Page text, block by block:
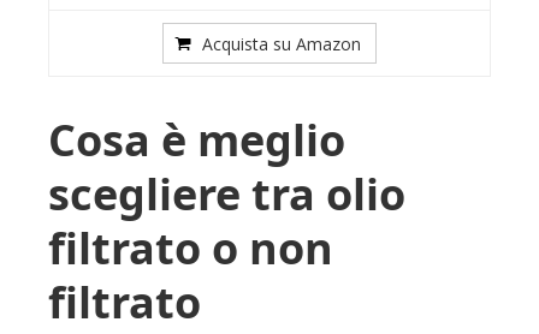
Acquista su Amazon
Cosa è meglio
scegliere tra olio
filtrato o non
filtrato